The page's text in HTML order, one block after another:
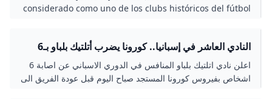
PROFESSIONAL SPORT - BIZKAIA TALENT
considerado como uno de los clubs históricos del fútbol
Spain.Zuri-gorrien taldea (horiek dira taldearen
koloreak) Estatuko futbol-klub historikoetariko bat da.
النادي العاشر في إسبانيا.. كورونا يضرب أتلتيك بلباو بـ6
حالات جديدة - بطولات
اعلن نادي اتلتيك بلباو المنافس في الدوري الاسباني عن اصابة 6
اشخاص بفيروس كورونا المستجد صباح اليوم قبل عودة الفريق الى